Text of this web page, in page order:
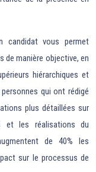
candidat vous permet
manière objective, en
hiérarchiques et
qui ont rédigé
plus détaillées sur
et les réalisations du
de 40% les
sur le processus de